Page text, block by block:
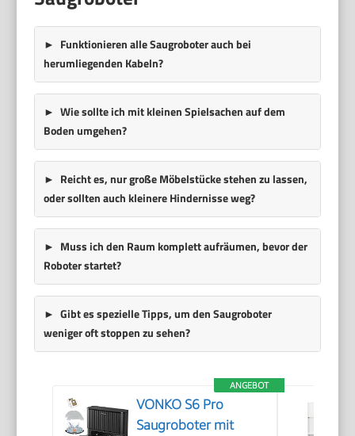
Funktionieren alle Saugroboter auch bei
herumliegenden Kabeln?
Wie sollte ich mit kleinen Spielsachen auf dem
Boden umgehen?
Reicht es, nur große Möbelstücke stehen zu lassen,
oder sollten auch kleinere Hindernisse weg?
Muss ich den Raum komplett aufräumen, bevor der
Roboter startet?
Gibt es spezielle Tipps, um den Saugroboter
weniger oft stoppen zu sehen?
ANGEBOT
VONKO S6 Pro
Saugroboter mit